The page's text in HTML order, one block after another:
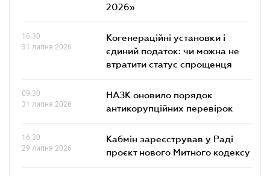
2026»
16.30
31 липня 2026
Когенераційні установки і
єдиний податок: чи можна не
втратити статус спрощенця
09.30
31 липня 2026
НАЗК оновило порядок
антикорупційних перевірок
16.30
29 липня 2026
Кабмін зареєстрував у Раді
проєкт нового Митного кодексу